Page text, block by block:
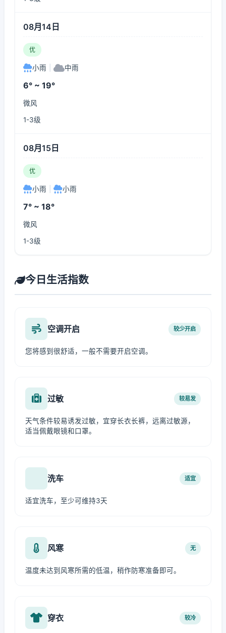
08月14日
优
小雨 中雨
6° ~ 19°
微风
1-3级
08月15日
优
小雨 小雨
7° ~ 18°
微风
1-3级
今日生活指数
空调开启 较少开启
您将感到很舒适，一般不需要开启空调。
过敏 较易发
天气条件较易诱发过敏，宜穿长衣长裤，远离过敏源，
适当佩戴眼镜和口罩。
洗车 适宜
适宜洗车，至少可维持3天
风寒 无
温度未达到风寒所需的低温，稍作防寒准备即可。
穿衣 较冷